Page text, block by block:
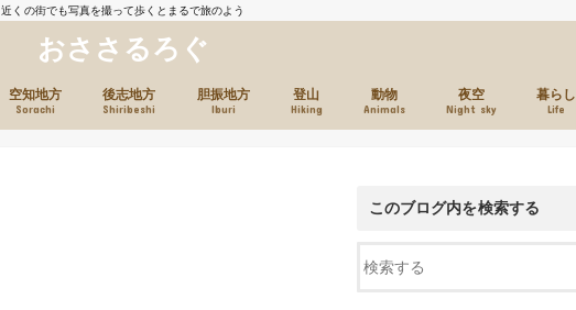
近くの街でも写真を撮って歩くとまるで旅のよう
おささるろぐ
空知地方
Sorachi
後志地方
Shiribeshi
胆振地方
Iburi
登山
Hiking
動物
Animals
夜空
Night sky
暮らし
Life
このブログ内を検索する